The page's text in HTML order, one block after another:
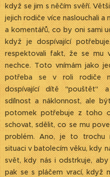
když se jim s něčím svěří.
jejich rodiče více naslouchali a
a komentářů, co by oni sami
když je dospívající
respektovali fakt, že se mu
nechce. Toto vnímám jako
potřeba se v roli rodiče
dospívající dítě "pouštět"
sdílnost a náklonnost, ale
potomek potřebuje z toho
schovat, sdělit, co se mu
problém. Ano, je to trochu
situaci v batolecím věku, kdy
svět, kdy nás i odstrkuje,
pak se s pláčem vrací, když